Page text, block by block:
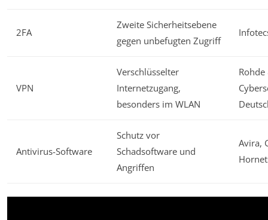
2FA
Zweite Sicherheitsebene
gegen unbefugten Zugriff
VPN
Verschlüsselter
Internetzugang,
besonders im WLAN
Rohde
Antivirus-Software
Schutz vor
Schadsoftware und
Angriffen
Avira,